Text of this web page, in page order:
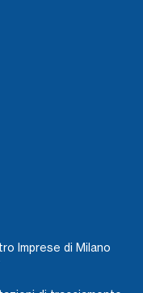
Imprese di Milano